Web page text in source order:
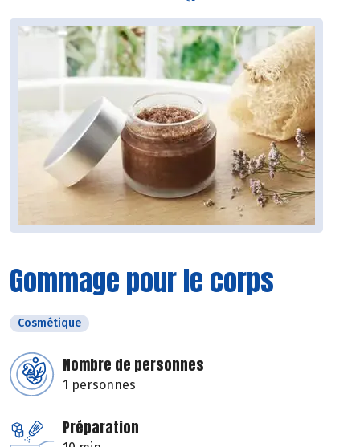
Gommage pour le corps
Cosmétique
Nombre de personnes
1 personnes
Préparation